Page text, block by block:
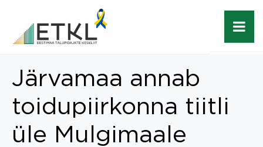
Järvamaa annab
toidupiirkonna tiitli
üle Mulgimaale